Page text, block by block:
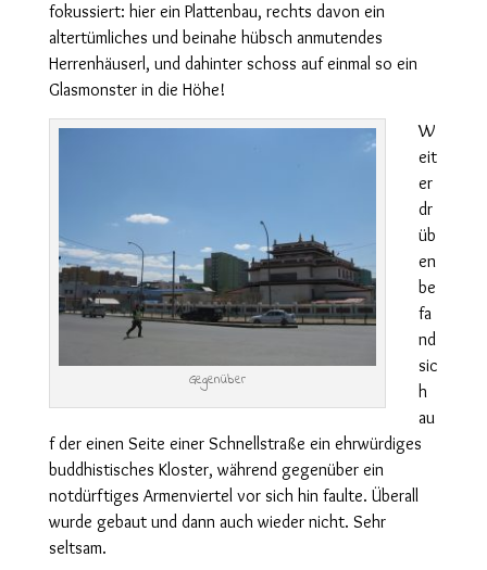
fokussiert: hier ein Plattenbau, rechts davon ein
altertümliches und beinahe hübsch anmutendes
Herrenhäuserl, und dahinter schoss auf einmal so ein
Glasmonster in die Höhe!
Gegenüber
W
eit
er
dr
üb
en
be
fa
nd
sic
h
au
f der einen Seite einer Schnellstraße ein ehrwürdiges
buddhistisches Kloster, während gegenüber ein
notdürftiges Armenviertel vor sich hin faulte. Überall
wurde gebaut und dann auch wieder nicht. Sehr
seltsam.